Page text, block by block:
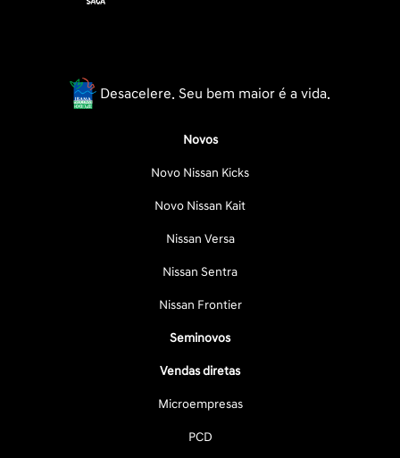
Desacelere. Seu bem maior é a vida.
Novos
Novo Nissan Kicks
Novo Nissan Kait
Nissan Versa
Nissan Sentra
Nissan Frontier
Seminovos
Vendas diretas
Microempresas
PCD